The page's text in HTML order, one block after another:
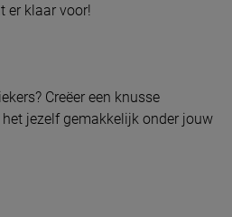
er klaar voor!
Creëer een knusse
jezelf gemakkelijk onder jouw